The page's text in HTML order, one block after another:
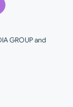
GROUP and